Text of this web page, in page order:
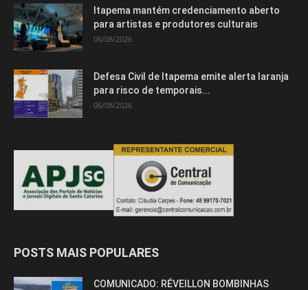
Itapema mantém credenciamento aberto
para artistas e produtores culturais
06/08/2026
Defesa Civil de Itapema emite alerta laranja
para risco de temporais...
06/08/2026
POSTS MAIS POPULARES
COMUNICADO: RÉVEILLON BOMBINHAS